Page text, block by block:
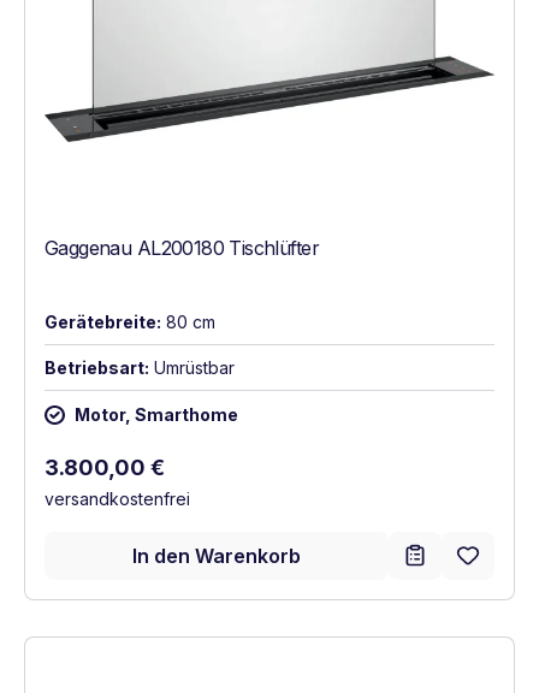
Gaggenau AL200180 Tischlüfter
Gerätebreite: 80 cm
Betriebsart: Umrüstbar
Motor, Smarthome
Regulärer Preis:
3.800,00 €
versandkostenfrei
In den Warenkorb